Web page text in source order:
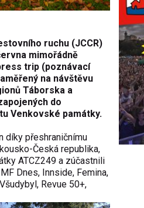
ruchu (JCCR)
mimořádně
trip (poznávací
na návštěvu
Táborska a
do
Venkovské památky.
díky přeshraničnímu
Česká republika,
ATCZ249 a zúčastnili
Dnes, Innside, Femina,
Revue 50+,